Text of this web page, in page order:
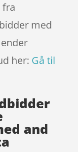
fra
med
her: Gå til
and